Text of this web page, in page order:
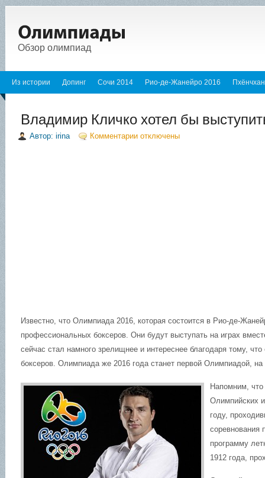
Обзор олимпиад
Из истории Допинг Сочи 2014 Рио-де-Жанейро 2016
Владимир Кличко хотел бы
Автор: irina Комментарии отключены
Известно, что Олимпиада 2016, которая состоится в Рио-де-
профессиональных боксеров. Они будут выступать на играх
сейчас стал намного зрелищнее и интереснее благодаря тому,
боксеров. Олимпиада же 2016 года станет первой Олимпиадой,
Напомним, что
Олимпийских
году,
соревнования
программу
1912 года,